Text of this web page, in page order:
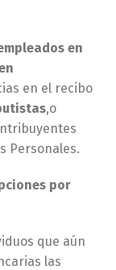
en
en el recibo
,o
Personales.
por
que aún
las